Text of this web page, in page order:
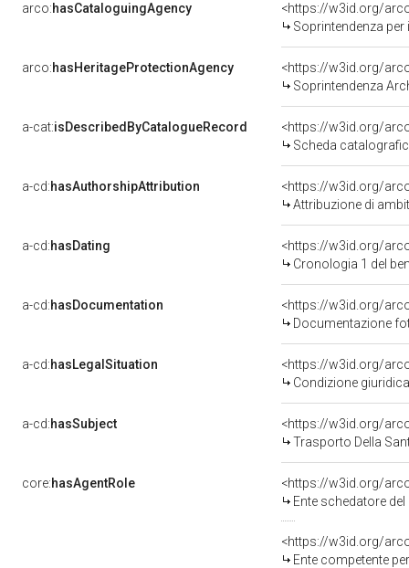
arco:hasCataloguingAgency
<https://w3id.org/
Soprintendenza
arco:hasHeritageProtectionAgency
<https://w3id.org/
Soprintendenza
a-cat:isDescribedByCatalogueRecord
<https://w3id.org/
Scheda
a-cd:hasAuthorshipAttribution
<https://w3id.org/
Attribuzione di
a-cd:hasDating
<https://w3id.org/
Cronologia 1 del
a-cd:hasDocumentation
Documentazione
a-cd:hasLegalSituation
Condizione
a-cd:hasSubject
<https://w3id.org/
Trasporto Della
core:hasAgentRole
<https://w3id.org/
Ente schedatore del
<https://w3id.org/
Ente competente per tutela